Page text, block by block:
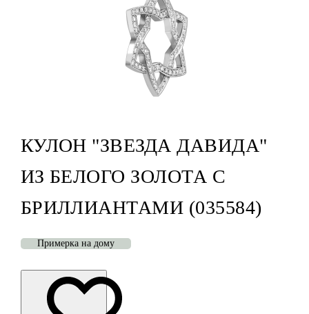
КУЛОН "ЗВЕЗДА ДАВИДА"
ИЗ БЕЛОГО ЗОЛОТА С
БРИЛЛИАНТАМИ (035584)
Примерка на дому